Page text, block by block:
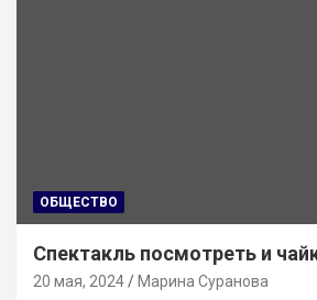
ОБЩЕСТВО
Спектакль посмотреть и
20 мая, 2024 Марина Суранова